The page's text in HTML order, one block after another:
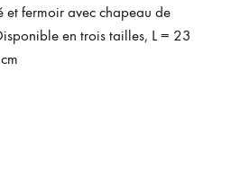
fermoir avec chapeau de
en trois tailles, L = 23